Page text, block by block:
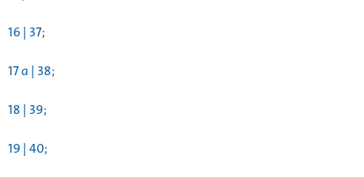
16 | 37;
17 a | 38;
18 | 39;
19 | 40;